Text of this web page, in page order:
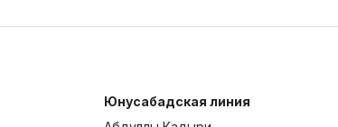
Юнусабадская линия